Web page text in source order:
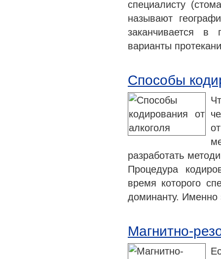
специалисту
называют
заканчивается в
варианты
Способы
разработать
Процедура
время которого
доминанту. Именно
Магнитно-